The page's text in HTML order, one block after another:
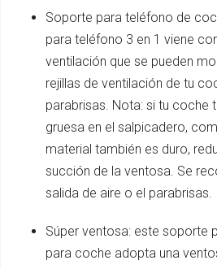
Soporte para teléfono de
para teléfono 3 en 1 viene
ventilación que se pueden
rejillas de ventilación de tu
parabrisas. Nota: si tu coche
gruesa en el salpicadero,
material también es duro,
succión de la ventosa. Se
salida de aire o el parabrisas.
Súper ventosa: este soporte
para coche adopta una